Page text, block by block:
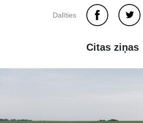
Dalīties
Citas ziņas